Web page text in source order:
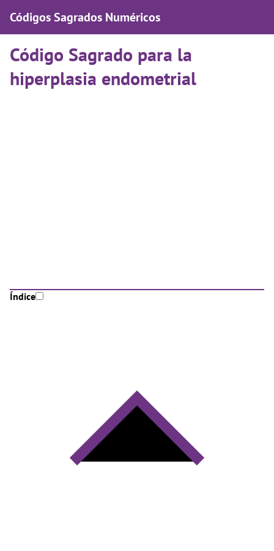
Códigos Sagrados Numéricos
Código Sagrado para la
hiperplasia endometrial
Índice